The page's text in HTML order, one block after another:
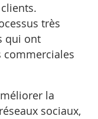
très
qui ont
commerciales
la
sociaux,